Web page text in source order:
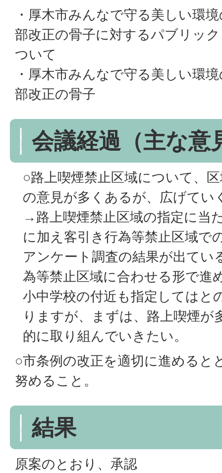
・厚木市みんなで守る美しい環
部改正の骨子に対するパブリッ
ついて
・厚木市みんなで守る美しい環
部改正の骨子
会議経過（主な意
○路上喫煙禁止区域について、
の意見が多くあるが、広げてい
→路上喫煙禁止区域の指定に当
に加え客引き行為等禁止区域で
アンケート調査の結果が出てい
為等禁止区域に合わせる形で進
小中学校の付近も指定してはと
りますが、まずは、路上喫煙が
的に取り組んでいきたい。
○市条例の改正を適切に進めると
努めること。
結果
原案のとおり、承認